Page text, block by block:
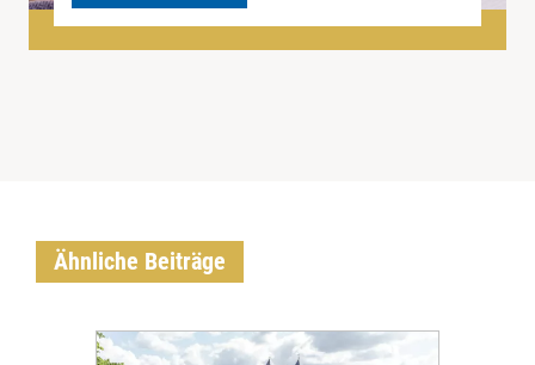
Ähnliche Beiträge